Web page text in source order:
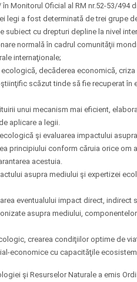
Monitorul Oficial al RM nr.52-53/494
legi a fost determinată de trei grupe
subiect cu drepturi depline la nivel
normală în cadrul comunităţii
internaţionale;
decăderea economică, criza
scăzut tinde să fie recuperat în
unui mecanism mai eficient,
aplicare a legii.
şi evaluarea impactului
principiului conform căruia orice om
acestuia.
asupra mediului şi expertizei
eventualului impact direct, indirect
asupra mediului,
crearea condiţiilor optime de
economice cu capacităţile
şi Resurselor Naturale a emis